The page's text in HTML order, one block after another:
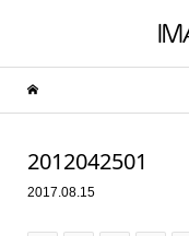
2012042501
2017.08.15